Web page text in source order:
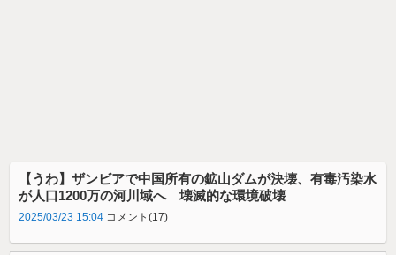
【うわ】ザンビアで中国所有の鉱山ダムが決壊、有毒汚染水
が人口1200万の河川域へ 壊滅的な環境破壊
2025/03/23 15:04 コメント(17)